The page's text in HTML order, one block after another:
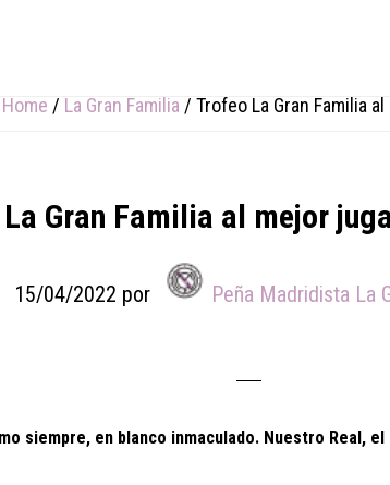
Home / La Gran Familia / Trofeo La Gran Familia
Gran Familia al mejor
15/04/2022 por Peña Madridista La
siempre, en blanco inmaculado. Nuestro Real, el